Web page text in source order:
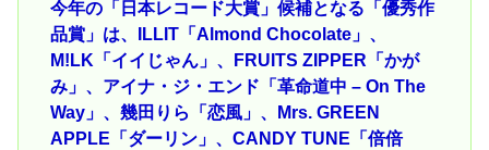
今年の「日本レコード大賞」候補となる「優秀作
品賞」は、ILLIT「Almond Chocolate」、
M!LK「イイじゃん」、FRUITS ZIPPER「かが
み」、アイナ・ジ・エンド「革命道中 – On The
Way」、幾田りら「恋風」、Mrs. GREEN
APPLE「ダーリン」、CANDY TUNE「倍倍